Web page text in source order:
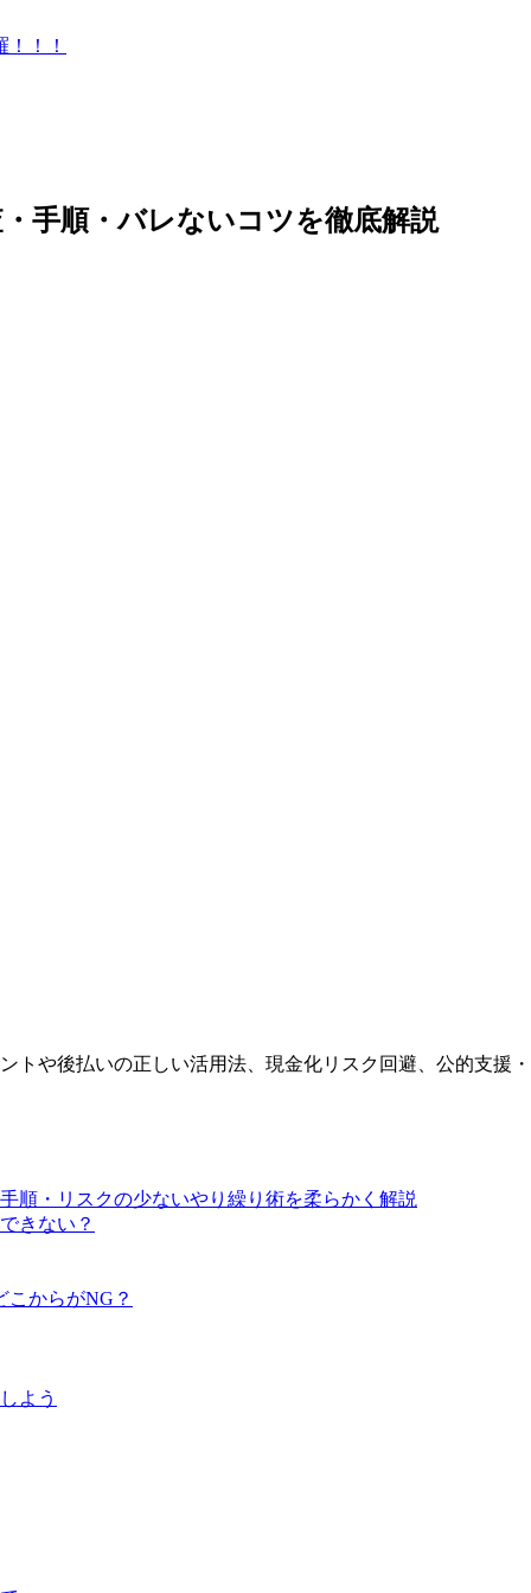
！！
手順・バレないコツを徹底解説
トや後払いの正しい活用法、現金化リスク回避、公的支援
順・リスクの少ないやり繰り術を柔らかく解説
きない？
からがNG？
よう